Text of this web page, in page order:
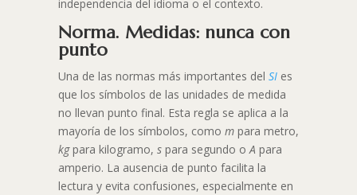
independencia del idioma o el contexto.
Norma. Medidas: nunca con
punto
Una de las normas más importantes del SIes
que los símbolos de las unidades de medida
no llevan punto final. Esta regla se aplica a la
mayoría de los símbolos, como mpara metro,
kgpara kilogramo, spara segundo oA para
amperio. La ausencia de punto facilita la
lectura y evita confusiones, especialmente en